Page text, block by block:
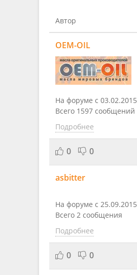
Автор
OEM-OIL
На форуме с 03.02.2015
Всего 1597 сообщений
Подробнее
0 0
asbitter
На форуме с 25.09.2015
Всего 2 сообщения
Подробнее
0 0